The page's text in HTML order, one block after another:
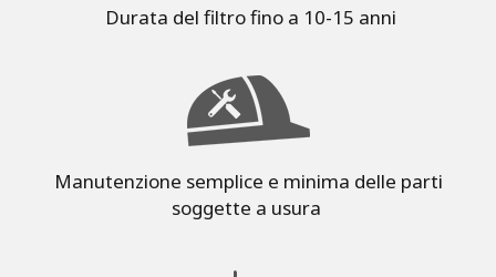
Durata del filtro fino a 10-15 anni
Manutenzione semplice e minima delle parti
soggette a usura